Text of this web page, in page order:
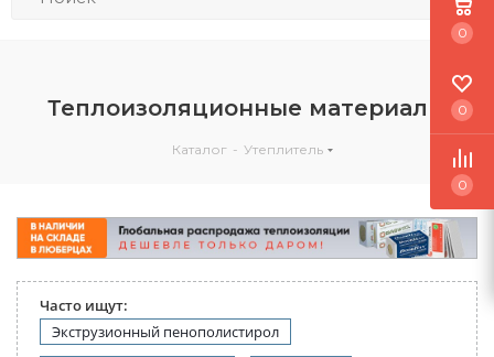
Теплоизоляционные материалы
Каталог - Утеплитель
Часто ищут:
Экструзионный пенополистирол
0
0
0